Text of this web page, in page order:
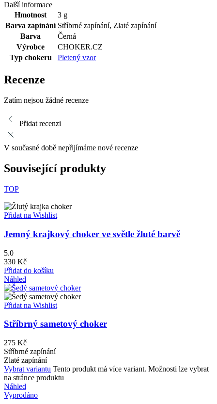
Další informace
Hmotnost
3 g
Barva zapínání Stříbrné zapínání, Zlaté zapínání
Barva
Černá
Výrobce
CHOKER.CZ
Typ chokeru
Pletený vzor
Recenze
Zatím nejsou žádné recenze
Přidat recenzi
V současné době nepřijímáme nové recenze
Související produkty
TOP
Přidat na Wishlist
Jemný krajkový choker ve světle žluté barvě
5.0
330 Kč
Přidat do košíku
Náhled
Přidat na Wishlist
Stříbrný sametový choker
275 Kč
Stříbrné zapínání
Zlaté zapínání
Vybrat variantu Tento produkt má více variant. Možnosti lze vybrat
na stránce produktu
Náhled
Vyprodáno